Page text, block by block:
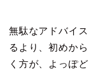
無駄なアドバイ
るより、初めか
く方が、よっぽ